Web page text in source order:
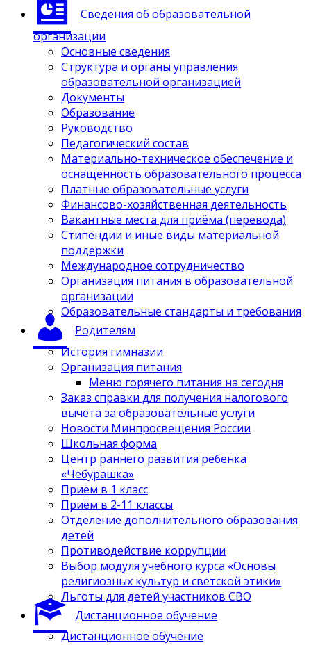
Сведения об образовательной
организации
Основные сведения
Структура и органы управления
образовательной организацией
Документы
Образование
Руководство
Педагогический состав
Материально-техническое обеспечение и
оснащенность образовательного процесса
Платные образовательные услуги
Финансово-хозяйственная деятельность
Вакантные места для приёма (перевода)
Стипендии и иные виды материальной
поддержки
Международное сотрудничество
Организация питания в образовательной
организации
Образовательные стандарты и требования
Родителям
История гимназии
Организация питания
Меню горячего питания на сегодня
Заказ справки для получения налогового
вычета за образовательные услуги
Новости Минпросвещения России
Школьная форма
Центр раннего развития ребенка
«Чебурашка»
Приём в 1 класс
Приём в 2-11 классы
Отделение дополнительного образования
детей
Противодействие коррупции
Выбор модуля учебного курса «Основы
религиозных культур и светской этики»
Льготы для детей участников СВО
Дистанционное обучение
Дистанционное обучение